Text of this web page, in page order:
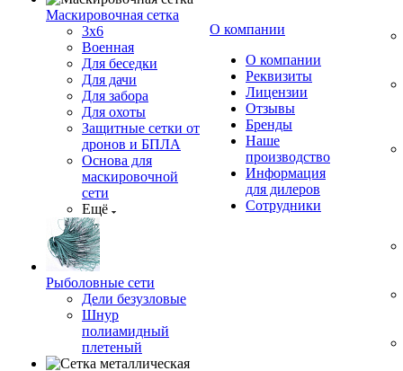
Маскировочная сетка
3х6
Военная
Для беседки
Для дачи
Для забора
Для охоты
Защитные сетки от
дронов и БПЛА
Основа для
маскировочной
сети
Ещё
Рыболовные сети
Дели безузловые
Шнур
полиамидный
плетеный
О компании
О компании
Реквизиты
Лицензии
Отзывы
Бренды
Наше
производство
Информация
для дилеров
Сотрудники